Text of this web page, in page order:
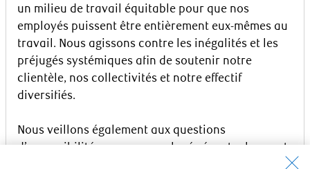
un milieu de travail équitable pour que nos
employés puissent être entièrement eux-mêmes au
travail. Nous agissons contre les inégalités et les
préjugés systémiques afin de soutenir notre
clientèle, nos collectivités et notre effectif
diversifiés.
Nous veillons également aux questions
d’accessibilité pour nos employés éventuels ayant